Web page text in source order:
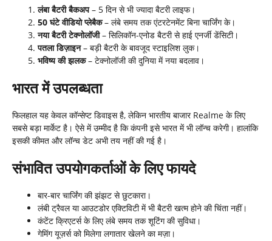
लंबा बैटरी बैकअप– 5 दिन से भी ज्यादा बैटरी लाइफ।
50घंटे वीडियो प्लेबैक– लंबे समय तक एंटरटेनमेंट बिना चार्जिंग के।
नया बैटरी टेक्नोलॉजी– सिलिकॉन-एनोड बैटरी से हाई एनर्जी डेंसिटी।
पतला डिज़ाइन– बड़ी बैटरी के बावजूद स्टाइलिश लुक।
भविष्य की झलक– टेक्नोलॉजी की दुनिया में नया बदलाव।
भारत में उपलब्धता
फिलहाल यह केवल कॉन्सेप्ट डिवाइस है, लेकिन भारतीय बाजार Realme के लिए
सबसे बड़ा मार्केट है। ऐसे में उम्मीद है कि कंपनी इसे भारत में भी लॉन्च करेगी। हालांकि
इसकी कीमत और लॉन्च डेट अभी तय नहीं की गई है।
संभावित उपयोगकर्ताओं के लिए फायदे
बार-बार चार्जिंग की झंझट से छुटकारा।
लंबी ट्रैवल या आउटडोर एक्टिविटी में भी बैटरी खत्म होने की चिंता नहीं।
कंटेंट क्रिएटर्स के लिए लंबे समय तक शूटिंग की सुविधा।
गेमिंग यूज़र्स को मिलेगा लगातार खेलने का मज़ा।